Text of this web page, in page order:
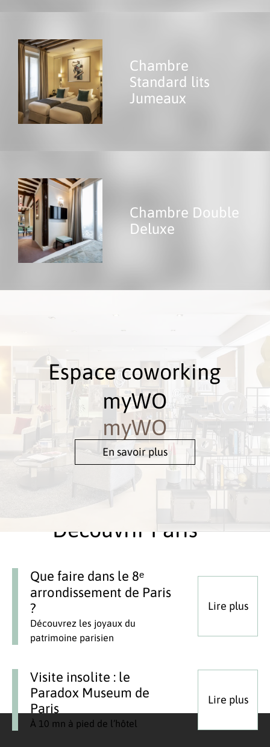
Chambre
Standard lits
Jumeaux
Chambre Double
Deluxe
Espace coworking
myWO
myWO
En savoir plus
Découvrir Paris
Que faire dans le 8ᵉ
arrondissement de Paris
?
Découvrez les joyaux du
patrimoine parisien
Lire plus
Visite insolite : le
Paradox Museum de
Paris
À 10 mn à pied de l’hôtel
Lire plus